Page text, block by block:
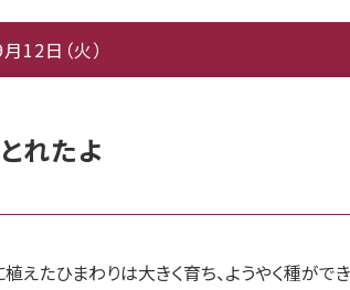
12日（火）
れたよ
えたひまわりは大きく育ち、ようやく種がで